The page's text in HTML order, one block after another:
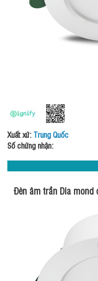
Xuất xứ: Trung Quốc
Số chứng nhận:
Đèn âm trần Dia mond